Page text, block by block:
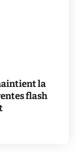
la
flash